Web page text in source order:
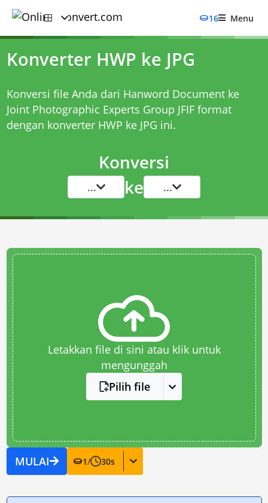
16 Menu
Konverter HWP ke JPG
Konversi file Anda dari Hanword Document ke
Joint Photographic Experts Group JFIF format
dengan konverter HWP ke JPG ini.
Konversi
... ke ...
Letakkan file di sini atau klik untuk
mengunggah
Pilih file
MULAI 1/ 30s